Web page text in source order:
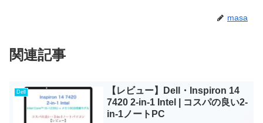
masa
関連記事
Dell
【レビュー】Dell・Inspiron 14
7420 2-in-1 Intel | コスパの良い2-
in-1ノートPC￼